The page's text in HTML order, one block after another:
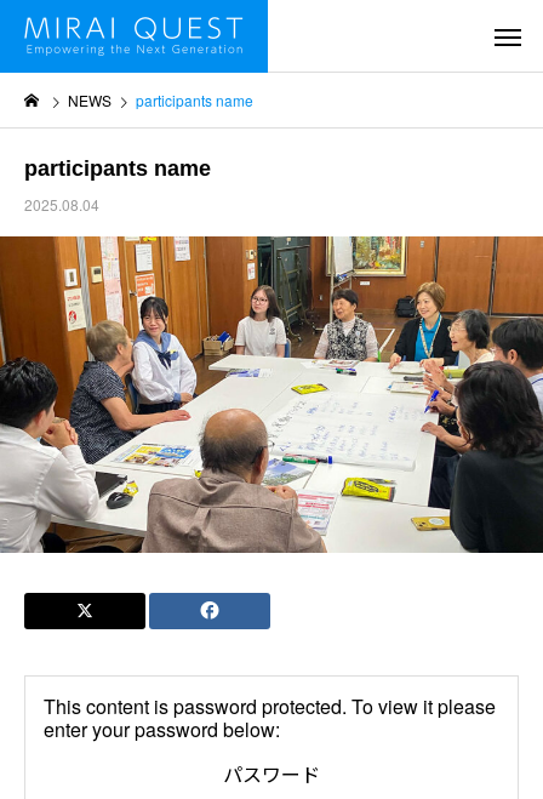
NEWS participants name
participants name
2025.08.04
This content is password protected. To view it please
enter your password below:
パスワード